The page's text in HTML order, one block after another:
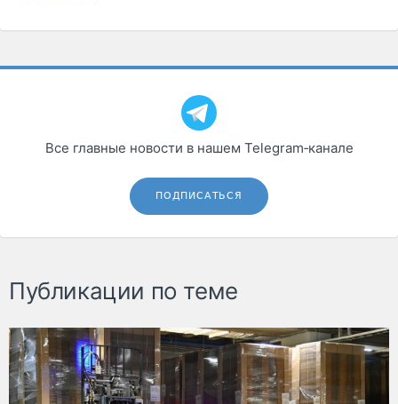
Все главные новости в нашем Telegram‑канале
ПОДПИСАТЬСЯ
Публикации по теме